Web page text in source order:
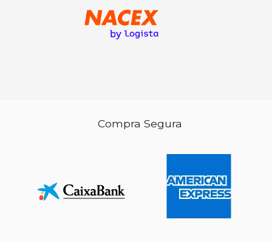
Compra Segura